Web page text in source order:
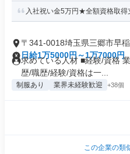
入社祝い金5万円★全額資格取
〒341-0018埼玉県三郷市早稲
日給1万5000円～1万7000円
求めている人材 ■経験/資格
歴/職歴/経験/資格は一...
制服あり 業界未経験歓迎 +38個
この企業の類